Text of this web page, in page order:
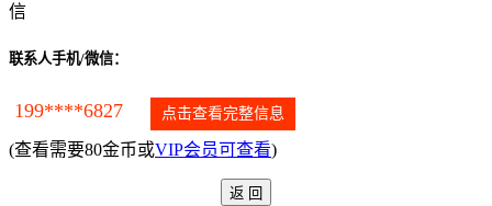
信
联系人手机/微信：
199****6827 点击查看完整信息
(查看需要80金币或VIP会员可查看)